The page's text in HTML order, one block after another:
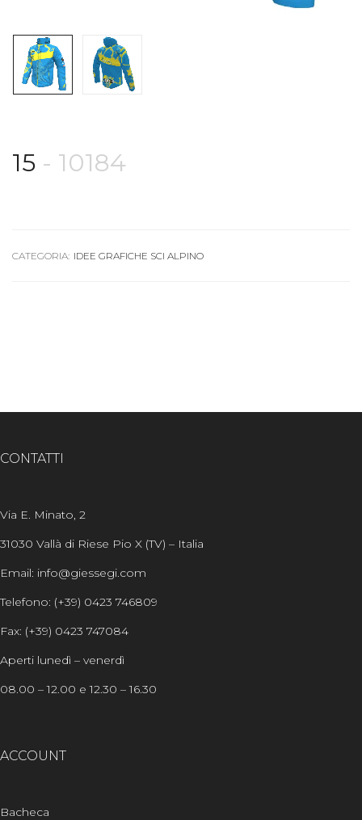
15 - 10184
CATEGORIA: IDEE GRAFICHE SCI ALPINO
CONTATTI
Via E. Minato, 2
31030 Vallà di Riese Pio X (TV) – Italia
Email: info@giessegi.com
Telefono: (+39) 0423 746809
Fax: (+39) 0423 747084
Aperti lunedì – venerdì
08.00 – 12.00 e 12.30 – 16.30
ACCOUNT
Bacheca